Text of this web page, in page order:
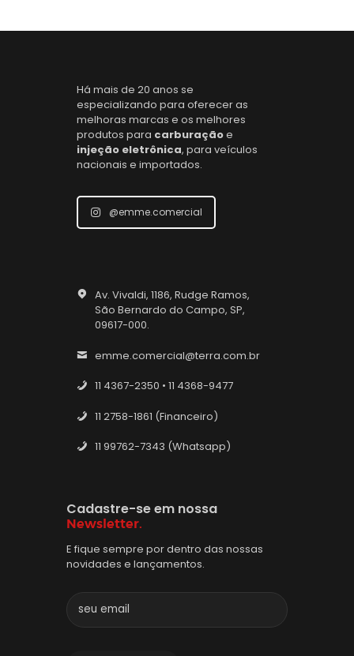
Há mais de 20 anos se
especializando para oferecer as
melhoras marcas e os melhores
produtos para carburaçãoe
injeção eletrônica, para veículos
nacionais e importados.
@emme.comercial
Av. Vivaldi, 1186, Rudge Ramos,
São Bernardo do Campo, SP,
09617-000.
emme.comercial@terra.com.br
11 4367-2350 • 11 4368-9477
11 2758-1861 (Financeiro)
11 99762-7343 (Whatsapp)
Cadastre-se em nossa
Newsletter.
E fique sempre por dentro das nossas
novidades e lançamentos.